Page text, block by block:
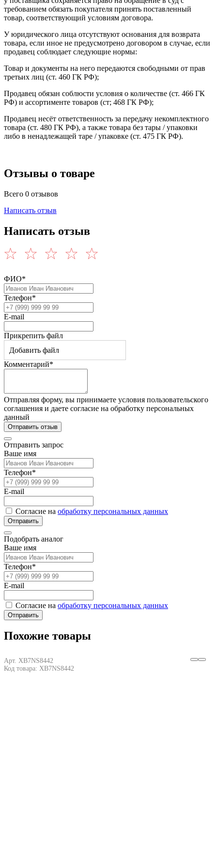
Длина упаковки 2
60 см
Тип упаковки 3
S03
Вес упаковки 3
12,993 кг
Высота упаковки 3
30 см
Длина упаковки 3
40 см
Гарантия на оборудование
Гарантия
Срок гарантии на данное оборудование составляет
18 месяцев со дня ввода его в эксплуатацию, что
не более 24 месяцев с даты поставки
требованием обязать покупателя принять поставленный
товар, соответствующий условиям договора.
У юридического лица отсутствуют основания для возврата
товара, если иное не предусмотрено договором в случае, если
продавец соблюдает следующие нормы:
Товар и документы на него передаются свободными от прав
третьих лиц (ст. 460 ГК РФ);
Продавец обязан соблюсти условия о количестве (ст. 466 ГК
РФ) и ассортименте товаров (ст; 468 ГК РФ);
Продавец несёт ответственность за передачу некомплектного
товара (ст. 480 ГК РФ), а также товара без тары / упаковки
либо в ненадлежащей таре / упаковке (ст. 475 ГК РФ).
Отзывы о товаре
Всего 0 отзывов
Написать отзыв
Написать отзыв
ФИО*
Телефон*
E-mail
Прикрепить файл
Добавить файл
Комментарий*
Отправляя форму, вы принимаете условия пользовательского
соглашения и даете согласие на обработку персональных
данный
Отправить отзыв
Отправить запрос
Ваше имя
Телефон*
E-mail
Согласие на обработку персональных данных
Отправить
Подобрать аналог
Ваше имя
Телефон*
E-mail
Согласие на обработку персональных данных
Отправить
Похожие товары
Арт. XB7NS8442
Код товара: XB7NS8442